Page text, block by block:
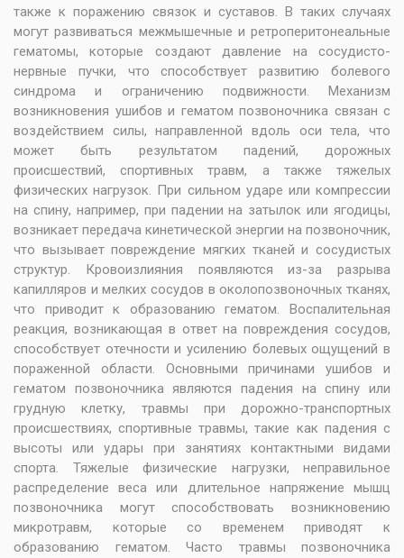
также к поражению связок и суставов. В таких случаях
могут развиваться межмышечные и ретроперитонеальные
гематомы, которые создают давление на сосудисто-
нервные пучки, что способствует развитию болевого
синдрома и ограничению подвижности. Механизм
возникновения ушибов и гематом позвоночника связан с
воздействием силы, направленной вдоль оси тела, что
может быть результатом падений, дорожных
происшествий, спортивных травм, а также тяжелых
физических нагрузок. При сильном ударе или компрессии
на спину, например, при падении на затылок или ягодицы,
возникает передача кинетической энергии на позвоночник,
что вызывает повреждение мягких тканей и сосудистых
структур. Кровоизлияния появляются из-за разрыва
капилляров и мелких сосудов в околопозвоночных тканях,
что приводит к образованию гематом. Воспалительная
реакция, возникающая в ответ на повреждения сосудов,
способствует отечности и усилению болевых ощущений в
пораженной области. Основными причинами ушибов и
гематом позвоночника являются падения на спину или
грудную клетку, травмы при дорожно-транспортных
происшествиях, спортивные травмы, такие как падения с
высоты или удары при занятиях контактными видами
спорта. Тяжелые физические нагрузки, неправильное
распределение веса или длительное напряжение мышц
позвоночника могут способствовать возникновению
микротравм, которые со временем приводят к
образованию гематом. Часто травмы позвоночника